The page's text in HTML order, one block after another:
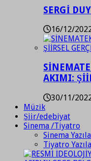
SERGİ
16/12/
AKIMI:
30/11/
Müzik
Şiir/edebiyat
Sinema /Tiyatro
Sinema
Tiyatro